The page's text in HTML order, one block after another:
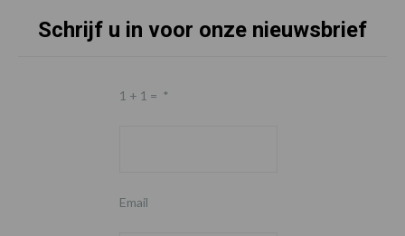
Schrijf u in voor onze nieuwsbrief
1 + 1 = *
Email